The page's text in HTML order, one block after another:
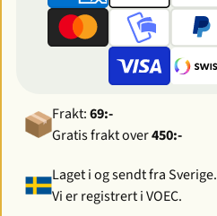
Frakt:69:-
Gratis frakt over450:-
Laget i og sendt fra Sverige.
Vi er registrert i VOEC.